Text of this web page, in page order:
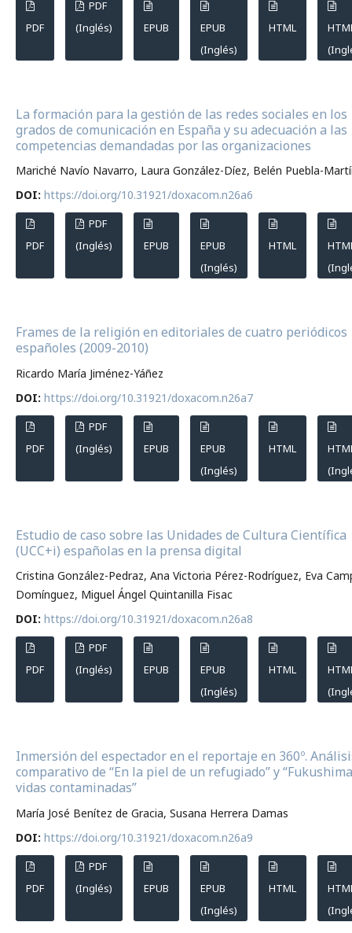
PDF
PDF
(Inglés)
EPUB
EPUB
(Inglés)
HTML
La formación para la gestión de las redes sociales en los
grados de comunicación en España y su adecuación a las
competencias demandadas por las organizaciones
Mariché Navío Navarro, Laura González-Díez, Belén Puebla-
DOI: https://doi.org/10.31921/doxacom.n26a6
PDF
PDF
(Inglés)
EPUB
EPUB
(Inglés)
HTML
Frames de la religión en editoriales de cuatro periódicos
españoles (2009-2010)
Ricardo María Jiménez-Yáñez
DOI: https://doi.org/10.31921/doxacom.n26a7
PDF
PDF
(Inglés)
EPUB
EPUB
(Inglés)
HTML
Estudio de caso sobre las Unidades de Cultura Científica
(UCC+i) españolas en la prensa digital
Cristina González-Pedraz, Ana Victoria Pérez-Rodríguez, Eva
Domínguez, Miguel Ángel Quintanilla Fisac
DOI: https://doi.org/10.31921/doxacom.n26a8
PDF
PDF
(Inglés)
EPUB
EPUB
(Inglés)
HTML
Inmersión del espectador en el reportaje en 360º.
comparativo de “En la piel de un refugiado” y
vidas contaminadas”
María José Benítez de Gracia, Susana Herrera Damas
DOI: https://doi.org/10.31921/doxacom.n26a9
PDF
PDF
(Inglés)
EPUB
EPUB
(Inglés)
HTML